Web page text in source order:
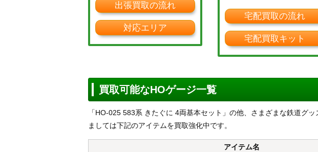
出張買取の流れ
対応エリア
宅配買取の流れ
宅配買取キット
買取可能なHOゲージ一覧
「HO-025 583系 きたぐに 4両基本セット」の他、さまざまな鉄道グ
ましては下記のアイテムを買取強化中です。
アイテム名